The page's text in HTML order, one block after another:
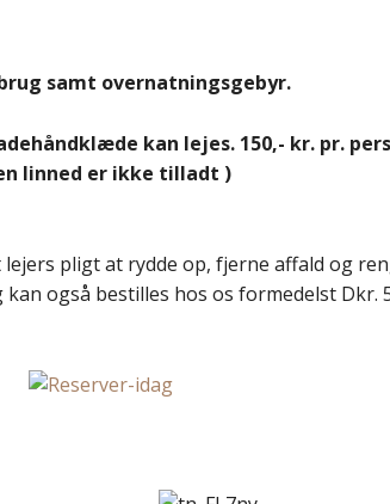
samt overnatningsgebyr.
kan lejes. 150,- kr. pr.
linned er ikke tilladt )
pligt at rydde op, fjerne affald og
også bestilles hos os formedelst Dkr.